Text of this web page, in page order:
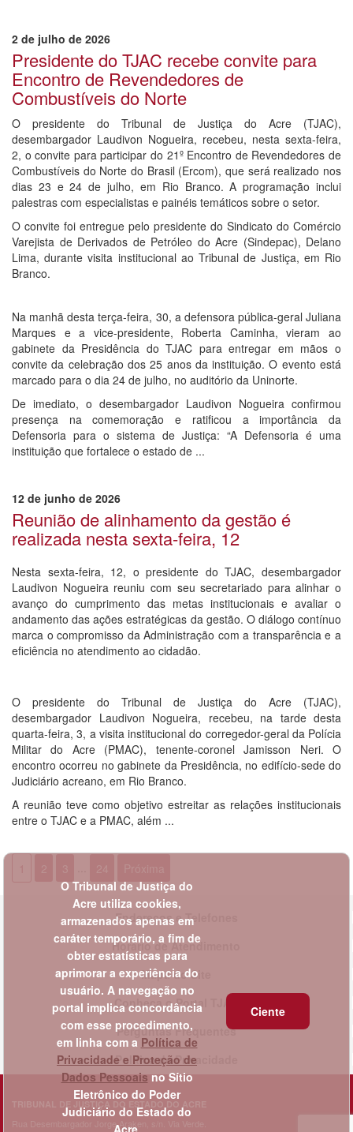
2 de julho de 2026
Presidente do TJAC recebe convite para
Encontro de Revendedores de
Combustíveis do Norte
O presidente do Tribunal de Justiça do Acre (TJAC),
desembargador Laudivon Nogueira, recebeu, nesta sexta-feira,
2, o convite para participar do 21º Encontro de Revendedores de
Combustíveis do Norte do Brasil (Ercom), que será realizado nos
dias 23 e 24 de julho, em Rio Branco. A programação inclui
palestras com especialistas e painéis temáticos sobre o setor.
O convite foi entregue pelo presidente do Sindicato do Comércio
Varejista de Derivados de Petróleo do Acre (Sindepac), Delano
Lima, durante visita institucional ao Tribunal de Justiça, em Rio
Branco.
Na manhã desta terça-feira, 30, a defensora pública-geral Juliana
Marques e a vice-presidente, Roberta Caminha, vieram ao
gabinete da Presidência do TJAC para entregar em mãos o
convite da celebração dos 25 anos da instituição. O evento está
marcado para o dia 24 de julho, no auditório da Uninorte.
De imediato, o desembargador Laudivon Nogueira confirmou
presença na comemoração e ratificou a importância da
Defensoria para o sistema de Justiça: “A Defensoria é uma
instituição que fortalece o estado de ...
12 de junho de 2026
Reunião de alinhamento da gestão é
realizada nesta sexta-feira, 12
Nesta sexta-feira, 12, o presidente do TJAC, desembargador
Laudivon Nogueira reuniu com seu secretariado para alinhar o
avanço do cumprimento das metas institucionais e avaliar o
andamento das ações estratégicas da gestão. O diálogo contínuo
marca o compromisso da Administração com a transparência e a
eficiência no atendimento ao cidadão.
O presidente do Tribunal de Justiça do Acre (TJAC),
desembargador Laudivon Nogueira, recebeu, na tarde desta
quarta-feira, 3, a visita institucional do corregedor-geral da Polícia
Militar do Acre (PMAC), tenente-coronel Jamisson Neri. O
encontro ocorreu no gabinete da Presidência, no edifício-sede do
Judiciário acreano, em Rio Branco.
A reunião teve como objetivo estreitar as relações institucionais
entre o TJAC e a PMAC, além ...
Endereços e Telefones
Horário de Atendimento
Mapa do Site
Conheça o Portal TJAC
Perguntas Frequentes
Política de Privacidade
Rua Desembargador Jorge Araken, s/n. Via Verde.
O Tribunal de Justiça do
Acre utiliza cookies,
armazenados apenas em
caráter temporário, a fim de
obter estatísticas para
aprimorar a experiência do
usuário. A navegação no
portal implica concordância
com esse procedimento,
em linha com a Política de
Privacidade e Proteção de
Dados Pessoaisno Sítio
Eletrônico do Poder
Judiciário do Estado do
Acre.
Ciente